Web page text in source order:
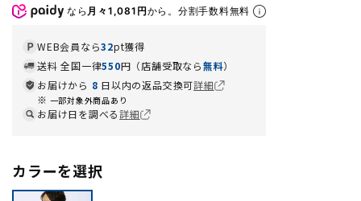
なら 月々1,081円から。分割手数料無料
WEB会員なら32pt獲得
送料 全国一律550円（店舗受取なら無料）
お届けから 8 日以内の返品交換可詳細
一部対象外商品あり
お届け日を調べる詳細
カラーを選択